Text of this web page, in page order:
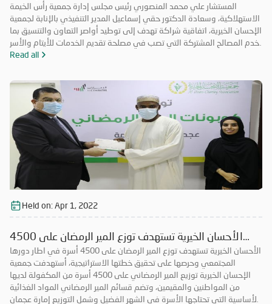
المستشار علي محمد المنصوري رئيس مجلس إدارة جمعية رأس الخيمة
الاستهلاكية، وسعادة الدكتور حقي إسماعيل المدير التنفيذي بالإنابة لجمعية
الإحسان الخيرية، اتفاقية شراكة تهدف إلى توطيد أواصر التعاون والتنسيق بما
يخدم المصالح المشتركة التي تصب في مصلحة تقديم الخدمات للأيتام والأسر
المحتاجة والمتعففة ودعم الحالات الإنسانية، إضافة إلى أهمية ترسيخ علاقة
Read all
Held on:Apr 1, 2022
الأحسان الخيرية تستهدف توزع المير الرمضان على 4500
أسرة
الأحسان الخيرية تستهدف توزع المير الرمضان على 4500 أسرة في اطار دورها
المجتمعي وحرصها على تحقيق خطتها الاستراتيجية، أستهدفت جمعية
الإحسان الخيرية توزيع المير الرمضاني على 4500 أسرة من المكفولة لديها
من المواطنين والمقيمين، وتضم قسائم المير الرمضاني المواد الغذائية
الأساسية التي تحتاجها الأسرة في الشهر الفضيل وشمل التوزيع إمارة عجمان